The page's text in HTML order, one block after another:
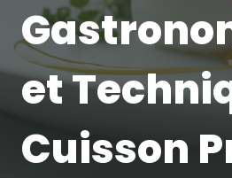
et
Cuisson